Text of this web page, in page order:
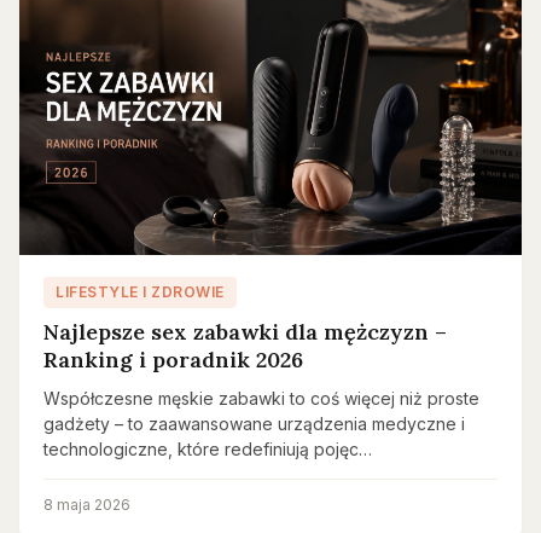
LIFESTYLE I ZDROWIE
Najlepsze sex zabawki dla mężczyzn –
Ranking i poradnik 2026
Współczesne męskie zabawki to coś więcej niż proste
gadżety – to zaawansowane urządzenia medyczne i
technologiczne, które redefiniują pojęc…
8 maja 2026